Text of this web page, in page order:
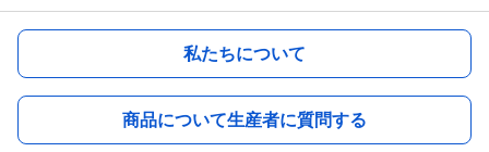
私たちについて
商品について生産者に質問する